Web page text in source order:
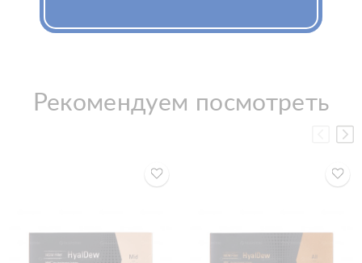
Рекомендуем посмотреть